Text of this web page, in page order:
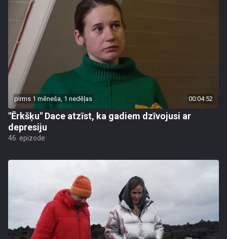
pirms 1 mēneša, 1 nedēļas 00:04:52
"Ērkšķu" Dace atzīst, ka gadiem dzīvojusi ar
depresiju
46. epizode